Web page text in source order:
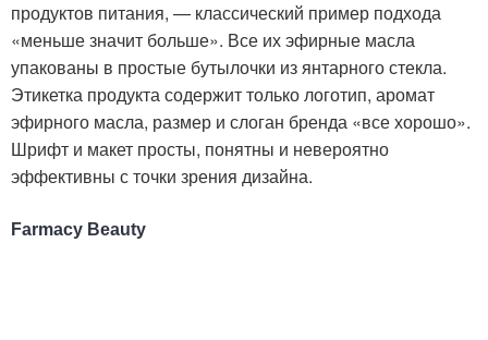
продуктов питания, — классический пример подхода
«меньше значит больше». Все их эфирные масла
упакованы в простые бутылочки из янтарного стекла.
Этикетка продукта содержит только логотип, аромат
эфирного масла, размер и слоган бренда «все хорошо».
Шрифт и макет просты, понятны и невероятно
эффективны с точки зрения дизайна.
Farmacy Beauty